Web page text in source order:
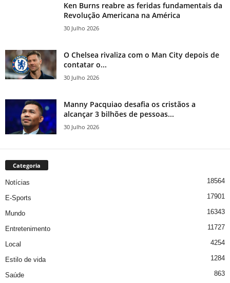
Ken Burns reabre as feridas fundamentais da
Revolução Americana na América
30 Julho 2026
O Chelsea rivaliza com o Man City depois de
contatar o...
30 Julho 2026
Manny Pacquiao desafia os cristãos a
alcançar 3 bilhões de pessoas...
30 Julho 2026
Categoria
Notícias 18564
E-Sports 17901
Mundo 16343
Entretenimento 11727
Local 4254
Estilo de vida 1284
Saúde 863